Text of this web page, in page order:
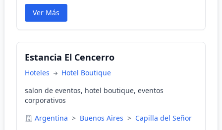
Ver Más
Estancia El Cencerro
Hoteles
Hotel Boutique
salon de eventos, hotel boutique, eventos
corporativos
Argentina > Buenos Aires > Capilla del Señor